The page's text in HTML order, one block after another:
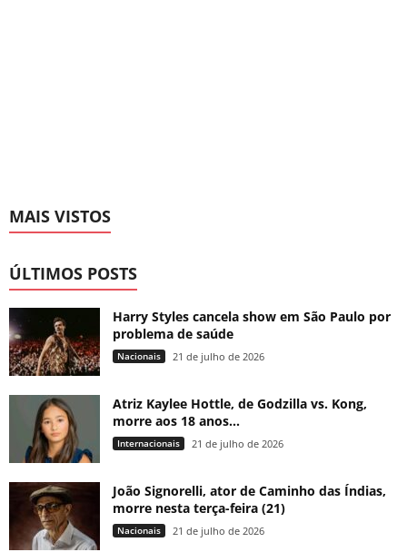
MAIS VISTOS
ÚLTIMOS POSTS
Harry Styles cancela show em São Paulo por
problema de saúde
Nacionais 21 de julho de 2026
Atriz Kaylee Hottle, de Godzilla vs. Kong,
morre aos 18 anos...
Internacionais 21 de julho de 2026
João Signorelli, ator de Caminho das Índias,
morre nesta terça-feira (21)
Nacionais 21 de julho de 2026